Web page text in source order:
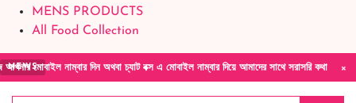
MENS PRODUCTS
All Food Collection
×
NEWS
নাম্বার দিন অথবা চ্যাট বক্স এ মোবাইল নাম্বার দিয়ে আমাদের সাথে সরাসরি কথা বলুন|